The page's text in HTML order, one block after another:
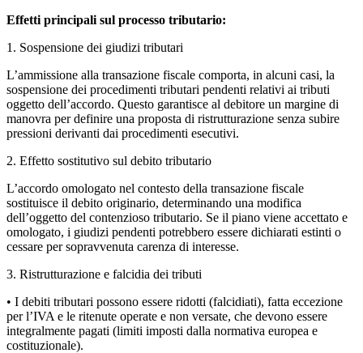
Effetti principali sul processo tributario:
1. Sospensione dei giudizi tributari
L’ammissione alla transazione fiscale comporta, in alcuni casi, la
sospensione dei procedimenti tributari pendenti relativi ai tributi
oggetto dell’accordo. Questo garantisce al debitore un margine di
manovra per definire una proposta di ristrutturazione senza subire
pressioni derivanti dai procedimenti esecutivi.
2. Effetto sostitutivo sul debito tributario
L’accordo omologato nel contesto della transazione fiscale
sostituisce il debito originario, determinando una modifica
dell’oggetto del contenzioso tributario. Se il piano viene accettato e
omologato, i giudizi pendenti potrebbero essere dichiarati estinti o
cessare per sopravvenuta carenza di interesse.
3. Ristrutturazione e falcidia dei tributi
• I debiti tributari possono essere ridotti (falcidiati), fatta eccezione
per l’IVA e le ritenute operate e non versate, che devono essere
integralmente pagati (limiti imposti dalla normativa europea e
costituzionale).